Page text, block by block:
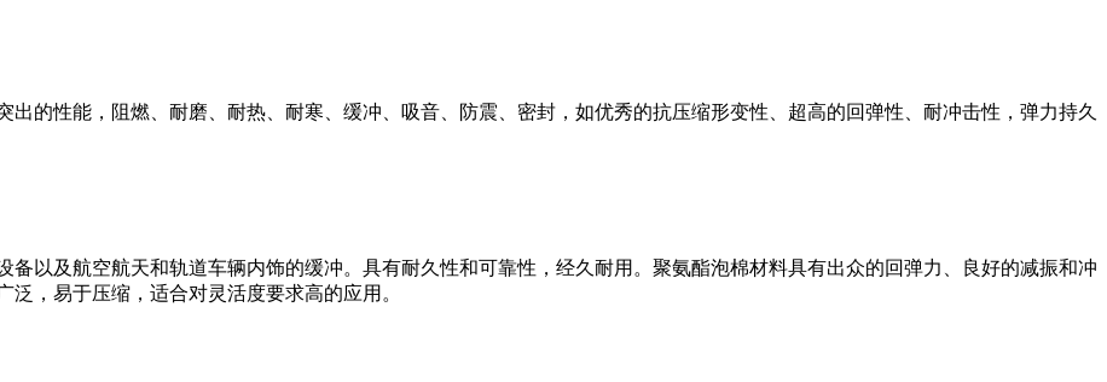
的性能，阻燃、耐磨、耐热、耐寒、缓冲、吸音、防震、密封，如优秀的抗压缩形变性、超高的回弹性、耐冲击性，弹力持久
备以及航空航天和轨道车辆内饰的缓冲。具有耐久性和可靠性，经久耐用。聚氨酯泡棉材料具有出众的回弹力、良好的减振和冲
，易于压缩，适合对灵活度要求高的应用。